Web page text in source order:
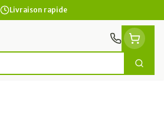
Livraison rapide